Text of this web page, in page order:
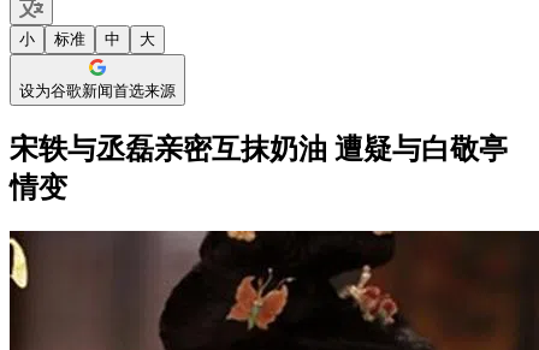
小 标准 中 大
设为谷歌新闻首选来源
宋轶与丞磊亲密互抹奶油 遭疑与白敬亭
情变